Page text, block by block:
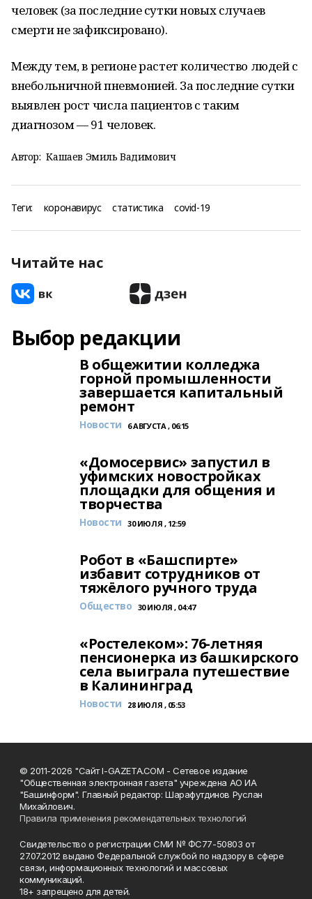
человек (за последние сутки новых случаев
смерти не зафиксировано).
Между тем, в регионе растет количество людей с
внебольничной пневмонией. За последние сутки
выявлен рост числа пациентов с таким
диагнозом — 91 человек.
Автор: Кашаев Эмиль Вадимович
Теги: коронавирус статистика covid-19
Читайте нас
Выбор редакции
В общежитии колледжа
горной промышленности
завершается капитальный
ремонт
Новости 6 АВГУСТА , 06:15
«Домосервис» запустил в
уфимских новостройках
площадки для общения и
творчества
Новости 30 ИЮЛЯ , 12:59
Робот в «Башспирте»
избавит сотрудников от
тяжёлого ручного труда
Общество 30 ИЮЛЯ , 04:47
«Ростелеком»: 76-летняя
пенсионерка из башкирского
села выиграла путешествие
в Калининград
Новости 28 ИЮЛЯ , 05:53
© 2011-2026 "Сайт I-GAZETA.COM - Сетевое издание
"Общественная электронная газета" учреждена АО ИА
"Башинформ". Главный редактор: Шарафутдинов Руслан
Михайлович.
Правила применения рекомендательных технологий
Свидетельство о регистрации СМИ № ФС77-50803 от
27.07.2012 выдано Федеральной службой по надзору в сфере
связи, информационных технологий и массовых
коммуникаций.
18+ запрещено для детей.